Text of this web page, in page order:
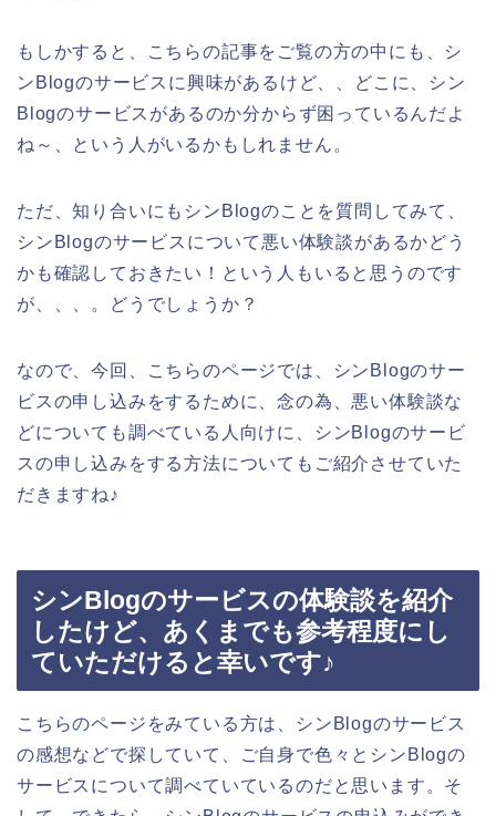
もしかすると、こちらの記事をご覧の方の中にも、シ
ンBlogのサービスに興味があるけど、、どこに、シン
Blogのサービスがあるのか分からず困っているんだよ
ね～、という人がいるかもしれません。
ただ、知り合いにもシンBlogのことを質問してみて、
シンBlogのサービスについて悪い体験談があるかどう
かも確認しておきたい！という人もいると思うのです
が、、、。どうでしょうか？
なので、今回、こちらのページでは、シンBlogのサー
ビスの申し込みをするために、念の為、悪い体験談な
どについても調べている人向けに、シンBlogのサービ
スの申し込みをする方法についてもご紹介させていた
だきますね♪
シンBlogのサービスの体験談を紹介
したけど、あくまでも参考程度にし
ていただけると幸いです♪
こちらのページをみている方は、シンBlogのサービス
の感想などで探していて、ご自身で色々とシンBlogの
サービスについて調べていているのだと思います。そ